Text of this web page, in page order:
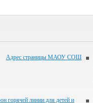
Адрес страницы МАОУ СОШ
горячей линии для детей и